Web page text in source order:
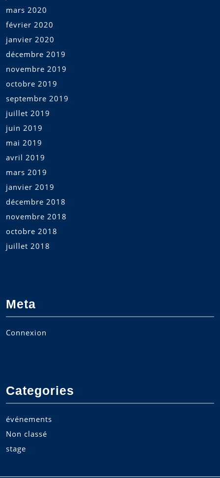
mars 2020
février 2020
janvier 2020
décembre 2019
novembre 2019
octobre 2019
septembre 2019
juillet 2019
juin 2019
mai 2019
avril 2019
mars 2019
janvier 2019
décembre 2018
novembre 2018
octobre 2018
juillet 2018
Meta
Connexion
Categories
événements
Non classé
stage